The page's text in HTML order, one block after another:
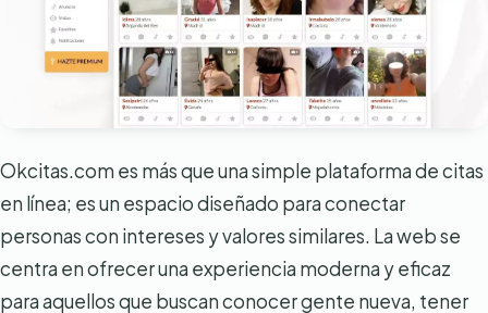
Okcitas.com es más que una simple plataforma de citas
en línea; es un espacio diseñado para conectar
personas con intereses y valores similares. La web se
centra en ofrecer una experiencia moderna y eficaz
para aquellos que buscan conocer gente nueva, tener